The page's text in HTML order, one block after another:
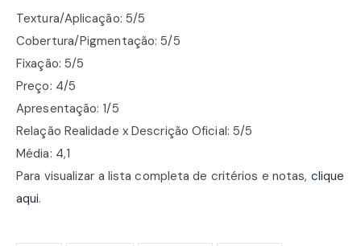
Textura/Aplicação: 5/5
Cobertura/Pigmentação: 5/5
Fixação: 5/5
Preço: 4/5
Apresentação: 1/5
Relação Realidade x Descrição Oficial: 5/5
Média: 4,1
Para visualizar a lista completa de critérios e notas, clique
aqui.